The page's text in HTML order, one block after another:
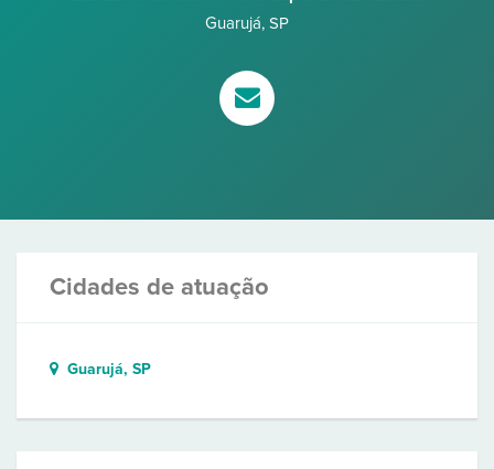
Guarujá, SP
Cidades de atuação
Guarujá, SP